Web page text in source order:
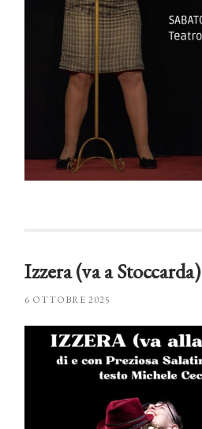
Izzera (va a Stoccarda)
6 OTTOBRE 2025